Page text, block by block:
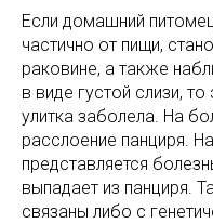
Если домашний
частично от пищи,
раковине, а также
в виде густой слизи,
улитка заболела. На
расслоение панциря.
представляется
выпадает из панциря.
связаны либо с